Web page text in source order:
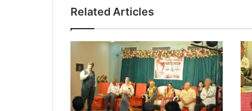
Related Articles